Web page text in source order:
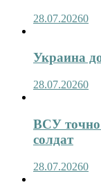
28.07.20260
Украина
28.07.20260
ВСУ точно
солдат
28.07.20260